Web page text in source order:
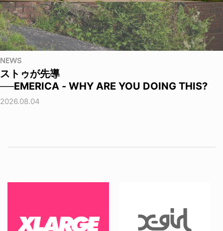
NEWS
ストゥが先導
──EMERICA - WHY ARE YOU DOING THIS?
2026.08.04